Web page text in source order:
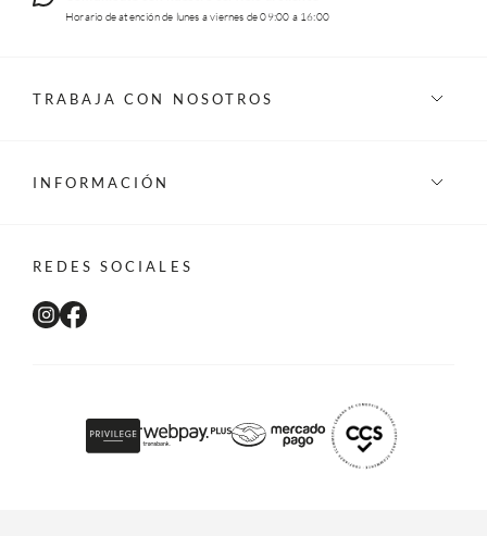
Horario de atención de lunes a viernes de 09:00 a 16:00
TRABAJA CON NOSOTROS
INFORMACIÓN
REDES SOCIALES